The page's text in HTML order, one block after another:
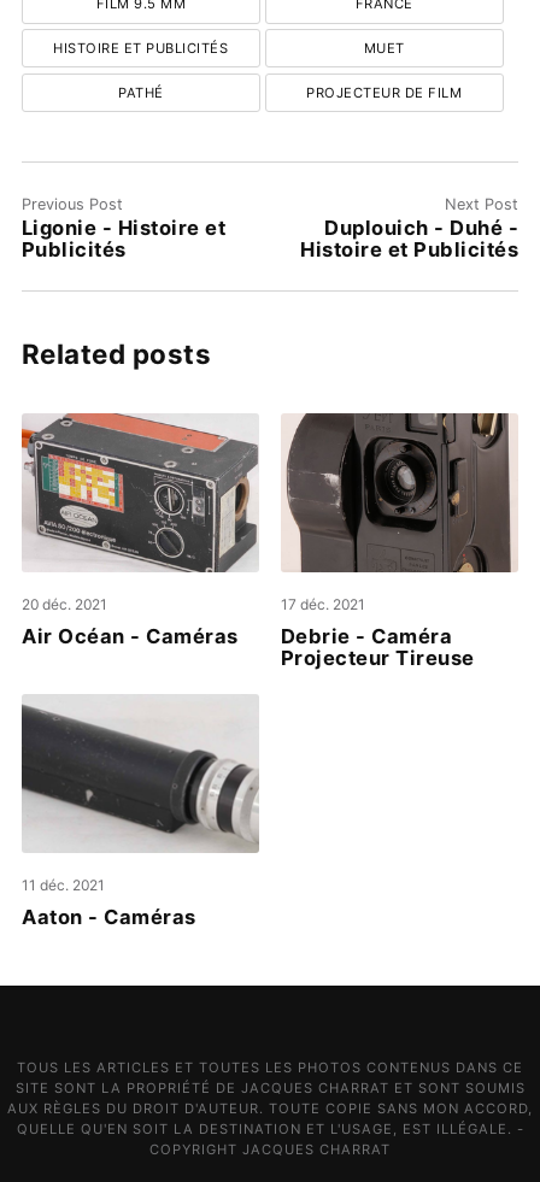
FILM 9.5 MM FRANCE
HISTOIRE ET PUBLICITÉS MUET
PATHÉ PROJECTEUR DE FILM
Previous Post
Ligonie - Histoire et
Publicités
Next Post
Duplouich - Duhé -
Histoire et Publicités
Related posts
20 déc. 2021
Air Océan - Caméras
17 déc. 2021
Debrie - Caméra
Projecteur Tireuse
11 déc. 2021
Aaton - Caméras
TOUS LES ARTICLES ET TOUTES LES PHOTOS CONTENUS DANS CE
SITE SONT LA PROPRIÉTÉ DE JACQUES CHARRAT ET SONT SOUMIS
AUX RÈGLES DU DROIT D'AUTEUR. TOUTE COPIE SANS MON ACCORD,
QUELLE QU'EN SOIT LA DESTINATION ET L'USAGE, EST ILLÉGALE. -
COPYRIGHT JACQUES CHARRAT